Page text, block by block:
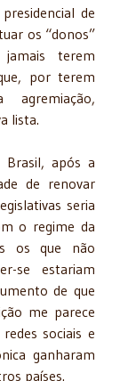
de
os “donos”
terem
por terem
lista.
após a
de renovar
seria
o regime da
os que não
se estariam
de que
me parece
sociais e
ganharam
países.